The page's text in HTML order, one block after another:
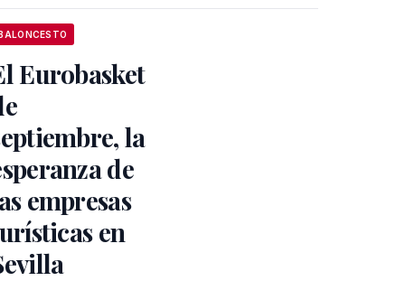
Eurobasket
la
de
empresas
en